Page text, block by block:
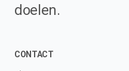
doelen.
CONTACT